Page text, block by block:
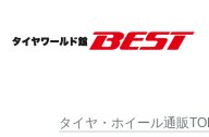
タイヤ・ホイール通販